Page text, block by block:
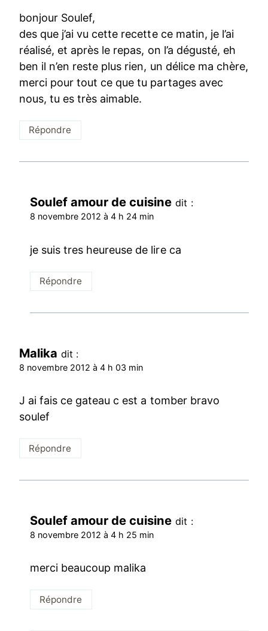
bonjour Soulef,
des que j’ai vu cette recette ce matin, je l’ai
réalisé, et après le repas, on l’a dégusté, eh
ben il n’en reste plus rien, un délice ma chère,
merci pour tout ce que tu partages avec
nous, tu es très aimable.
Répondre
Soulef amour de cuisine dit :
8 novembre 2012 à 4 h 24 min
je suis tres heureuse de lire ca
Répondre
Malika dit :
8 novembre 2012 à 4 h 03 min
J ai fais ce gateau c est a tomber bravo
soulef
Répondre
Soulef amour de cuisine dit :
8 novembre 2012 à 4 h 25 min
merci beaucoup malika
Répondre